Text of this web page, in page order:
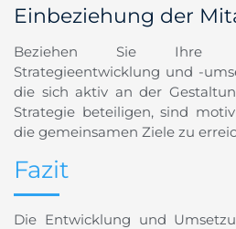
Einbeziehung der
Beziehen Sie Ihre
Strategieentwicklung und -
die sich aktiv an der
Strategie beteiligen, sind
die gemeinsamen Ziele zu
Fazit
Die Entwicklung und